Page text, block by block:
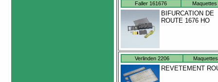
Faller 161676 Maquettes
BIFURCATION DE
ROUTE 1676 HO
Verlinden 2206 Maquettes
REVETEMENT